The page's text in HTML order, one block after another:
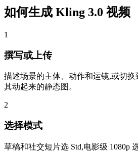
如何生成 Kling 3.0 视频
1
撰写或上传
描述场景的主体、动作和运镜,或切
其动起来的静态图。
2
选择模式
草稿和社交短片选 Std,电影级 1080p